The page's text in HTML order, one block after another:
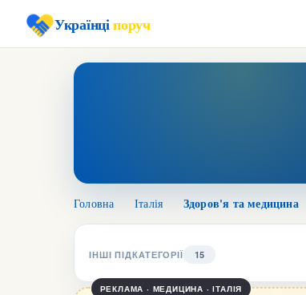
Українціпоруч
Головна Італія Здоров'я та медицина
ІНШІ ПІДКАТЕГОРІЇ 15
РЕКЛАМА · МЕДИЦИНА · ІТАЛІЯ